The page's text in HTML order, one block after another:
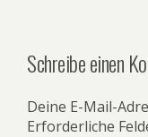
Schreibe einen
Deine E-Mail-
Erforderliche